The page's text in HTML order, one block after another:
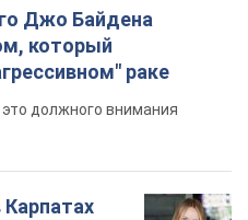
Джо Байдена
который
раке
должного внимания